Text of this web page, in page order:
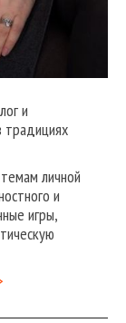
и
традициях
личной
и
игры,